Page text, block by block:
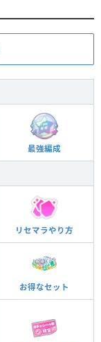
最強編成
リセマラやり方
お得なセット